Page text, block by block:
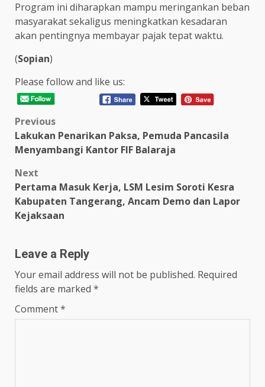
Program ini diharapkan mampu meringankan beban
masyarakat sekaligus meningkatkan kesadaran
akan pentingnya membayar pajak tepat waktu.
(Sopian)
Please follow and like us:
Post
navigation
Previous
Lakukan Penarikan Paksa, Pemuda Pancasila
Menyambangi Kantor FIF Balaraja
Next
Pertama Masuk Kerja, LSM Lesim Soroti Kesra
Kabupaten Tangerang, Ancam Demo dan Lapor
Kejaksaan
Leave a Reply
Your email address will not be published. Required
fields are marked *
Comment*